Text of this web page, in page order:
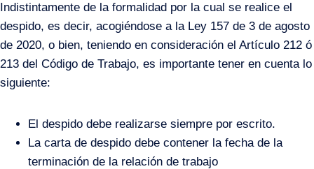
Indistintamente de la formalidad por la cual se realice el
despido, es decir, acogiéndose a la Ley 157 de 3 de agosto
de 2020, o bien, teniendo en consideración el Artículo 212 ó
213 del Código de Trabajo, es importante tener en cuenta lo
siguiente:
El despido debe realizarse siempre por escrito.
La carta de despido debe contener la fecha de la
terminación de la relación de trabajo